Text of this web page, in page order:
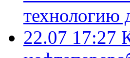
технологию
22.07 17:27